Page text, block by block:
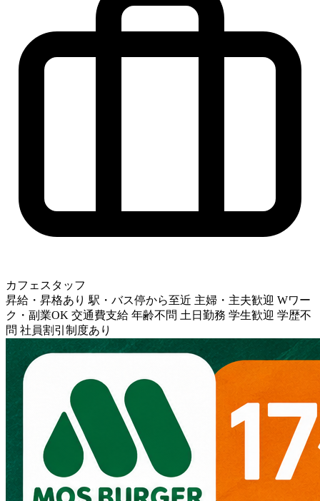
カフェスタッフ
昇給・昇格あり 駅・バス停から至近 主婦・主夫歓迎 Wワー
ク・副業OK 交通費支給 年齢不問 土日勤務 学生歓迎 学歴不
問 社員割引制度あり